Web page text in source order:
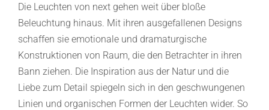
Die Leuchten von next gehen weit über bloße
Beleuchtung hinaus. Mit ihren ausgefallenen Designs
schaffen sie emotionale und dramaturgische
Konstruktionen von Raum, die den Betrachter in ihren
Bann ziehen. Die Inspiration aus der Natur und die
Liebe zum Detail spiegeln sich in den geschwungenen
Linien und organischen Formen der Leuchten wider. So